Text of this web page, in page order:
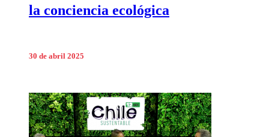
la conciencia ecológica​
30 de abril 2025